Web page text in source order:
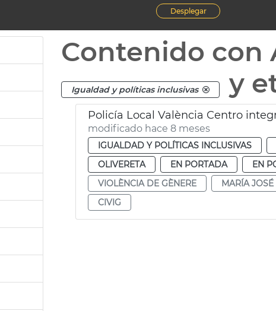
Desplegar
Contenido con
Igualdad y políticas inclusivas y
Policía Local València Centro
modificado hace 8 meses
IGUALDAD Y POLÍTICAS INCLUSIVAS
OLIVERETA
EN PORTADA EN
VIOLÈNCIA DE GÈNERE
MARÍA
CIVIG